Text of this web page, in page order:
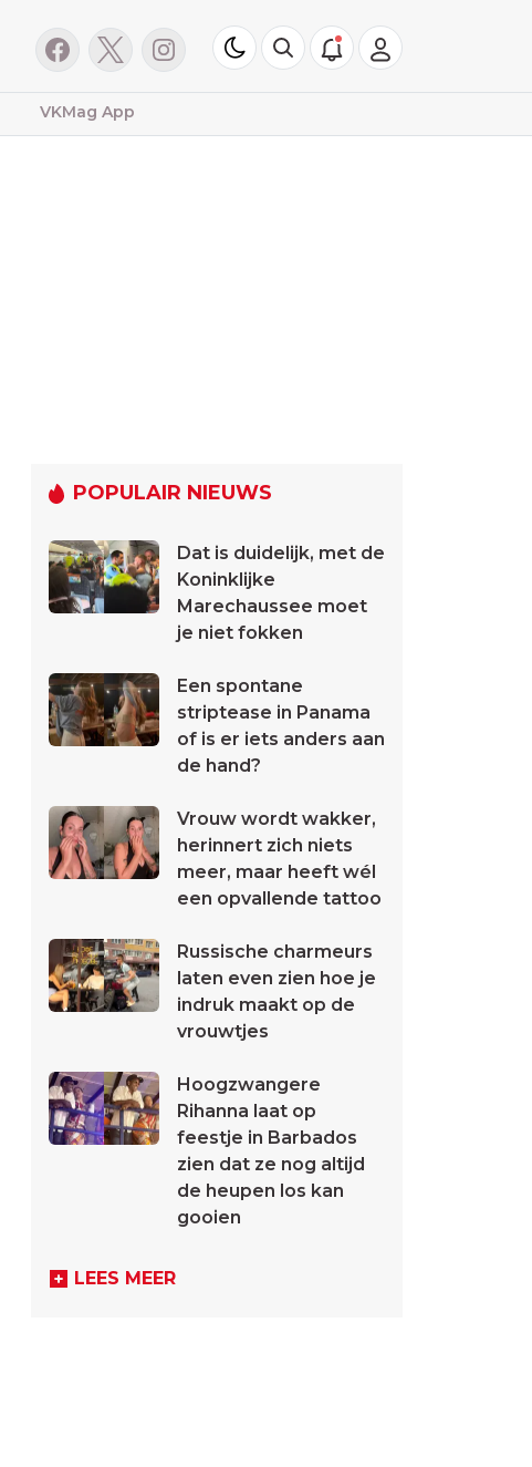
VKMag App
POPULAIR NIEUWS
Dat is duidelijk, met de
Koninklijke
Marechaussee moet
je niet fokken
Een spontane
striptease in Panama
of is er iets anders aan
de hand?
Vrouw wordt wakker,
herinnert zich niets
meer, maar heeft wél
een opvallende tattoo
Russische charmeurs
laten even zien hoe je
indruk maakt op de
vrouwtjes
Hoogzwangere
Rihanna laat op
feestje in Barbados
zien dat ze nog altijd
de heupen los kan
gooien
LEES MEER